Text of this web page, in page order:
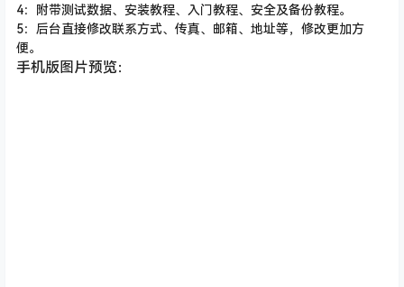
4：附带测试数据、安装教程、入门教程、安全及备份教程。
5：后台直接修改联系方式、传真、邮箱、地址等，修改更加方
便。
手机版图片预览：